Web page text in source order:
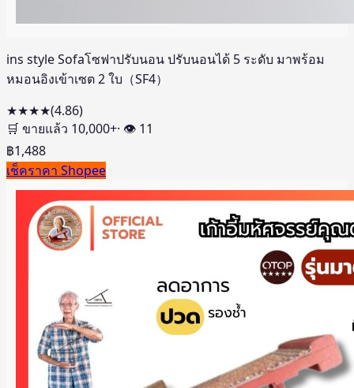
ins style Sofaโซฟาปรับนอน ปรับนอนได้ 5 ระดับ มาพร้อม
หมอนอิงเข้าเซต 2 ใบ（SF4）
★★★★(4.86)
🛒 ขายแล้ว 10,000+· 👁 11
฿1,488
เช็คราคา Shopee